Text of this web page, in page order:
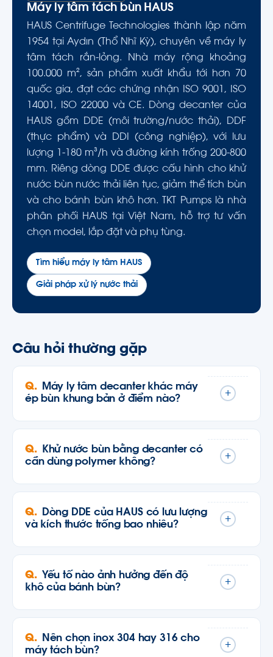
Máy ly tâm tách bùn HAUS
HAUS Centrifuge Technologies thành lập năm
1954 tại Aydın (Thổ Nhĩ Kỳ), chuyên về máy ly
tâm tách rắn-lỏng. Nhà máy rộng khoảng
100.000 m², sản phẩm xuất khẩu tới hơn 70
quốc gia, đạt các chứng nhận ISO 9001, ISO
14001, ISO 22000 và CE. Dòng decanter của
HAUS gồm DDE (môi trường/nước thải), DDF
(thực phẩm) và DDI (công nghiệp), với lưu
lượng 1-180 m³/h và đường kính trống 200-800
mm. Riêng dòng DDE được cấu hình cho khử
nước bùn nước thải liên tục, giảm thể tích bùn
và cho bánh bùn khô hơn. TKT Pumps là nhà
phân phối HAUS tại Việt Nam, hỗ trợ tư vấn
chọn model, lắp đặt và phụ tùng.
Tìm hiểu máy ly tâm HAUS
Giải pháp xử lý nước thải
Câu hỏi thường gặp
Máy ly tâm decanter khác máy
ép bùn khung bản ở điểm nào?
+
Khử nước bùn bằng decanter có
cần dùng polymer không?
+
Dòng DDE của HAUS có lưu lượng
và kích thước trống bao nhiêu?
+
Yếu tố nào ảnh hưởng đến độ
khô của bánh bùn?
+
Nên chọn inox 304 hay 316 cho
máy tách bùn?
+